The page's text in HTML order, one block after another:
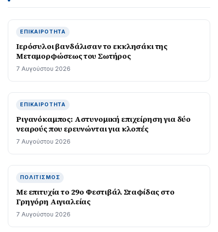
ΕΠΙΚΑΙΡΌΤΗΤΑ
Ιερόσυλοι βανδάλισαν το εκκλησάκι της
Μεταμορφώσεως του Σωτήρος
7 Αυγούστου 2026
ΕΠΙΚΑΙΡΌΤΗΤΑ
Ριγανόκαμπος: Αστυνομική επιχείρηση για δύο
νεαρούς που ερευνώνται για κλοπές
7 Αυγούστου 2026
ΠΟΛΙΤΙΣΜΌΣ
Με επιτυχία το 29ο Φεστιβάλ Σταφίδας στο
Γρηγόρη Aιγιαλείας
7 Αυγούστου 2026